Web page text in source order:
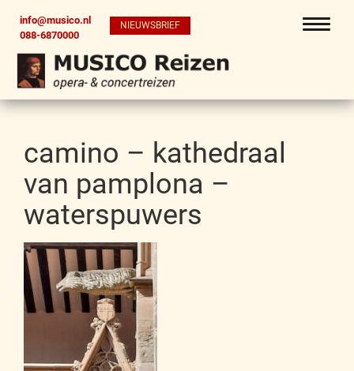
info@musico.nl
088-6870000
NIEUWSBRIEF
camino – kathedraal
van pamplona –
waterspuwers